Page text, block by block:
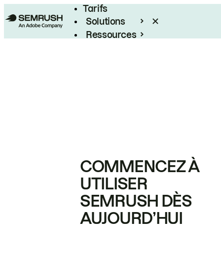
Tarifs
Solutions
Ressources
COMMENCEZ À
UTILISER
SEMRUSH DÈS
AUJOURD’HUI